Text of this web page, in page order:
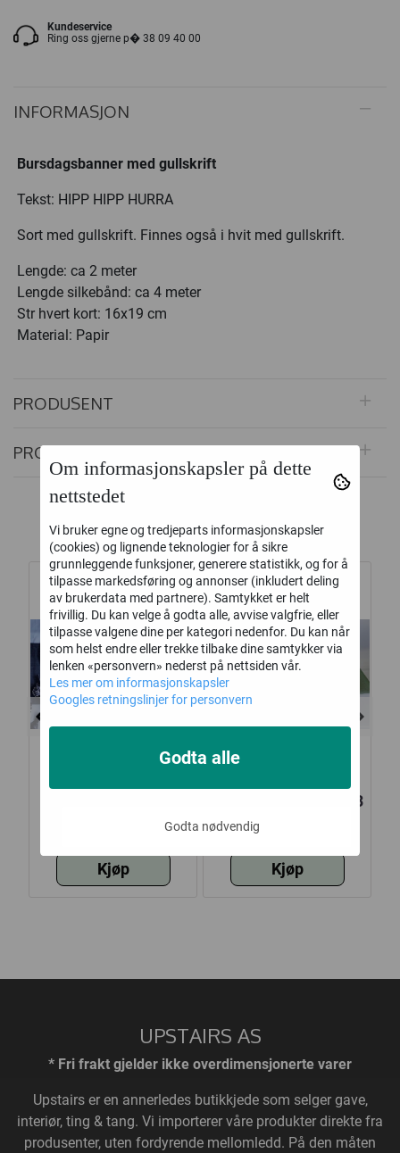
Kundeservice
Ring oss gjerne p� 38 09 40 00
INFORMASJON
Bursdagsbanner med gullskrift
Tekst: HIPP HIPP HURRA
Sort med gullskrift. Finnes også i hvit med gullskrift.
Lengde: ca 2 meter
Lengde silkebånd: ca 4 meter
Str hvert kort: 16x19 cm
Material: Papir
PRODUSENT
PRODUKTOMTALER
Alternative produkter
deler, Happy birthday
Kjøp
Bordløper, 30 cm x 3
Kjøp
Om informasjonskapsler på dette
nettstedet
Vi bruker egne og tredjeparts informasjonskapsler
(cookies) og lignende teknologier for å sikre
grunnleggende funksjoner, generere statistikk, og for å
tilpasse markedsføring og annonser (inkludert deling
av brukerdata med partnere). Samtykket er helt
frivillig. Du kan velge å godta alle, avvise valgfrie, eller
tilpasse valgene dine per kategori nedenfor. Du kan når
som helst endre eller trekke tilbake dine samtykker via
lenken «personvern» nederst på nettsiden vår.
Les mer om informasjonskapsler
Googles retningslinjer for personvern
Godta nødvendig
Godta alle
UPSTAIRS AS
* Fri frakt gjelder ikke overdimensjonerte varer
Upstairs er en annerledes butikkjede som selger gave,
interiør, ting & tang. Vi importerer våre produkter direkte fra
produsenter, uten fordyrende mellomledd. På den måten